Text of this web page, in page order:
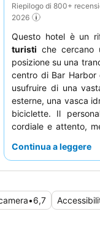
Riepilogo di 800+
2026
Questo hotel è un
turisti che cercano
posizione su una
centro di Bar Harbor
usufruire di una
esterne, una vasca
biciclette. Il
cordiale e attento,
mirtilli, e le viste
Continua a leggere
•6,7